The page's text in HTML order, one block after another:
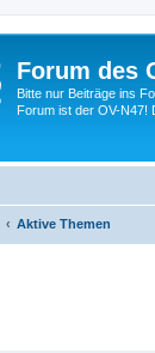
Forum des
Bitte nur Beiträge ins
Forum ist der OV-N47!
Aktive Themen